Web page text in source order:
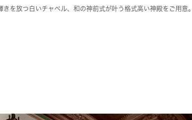
を放つ白いチャペル、和の神前式が叶う格式高い神殿をご用意。